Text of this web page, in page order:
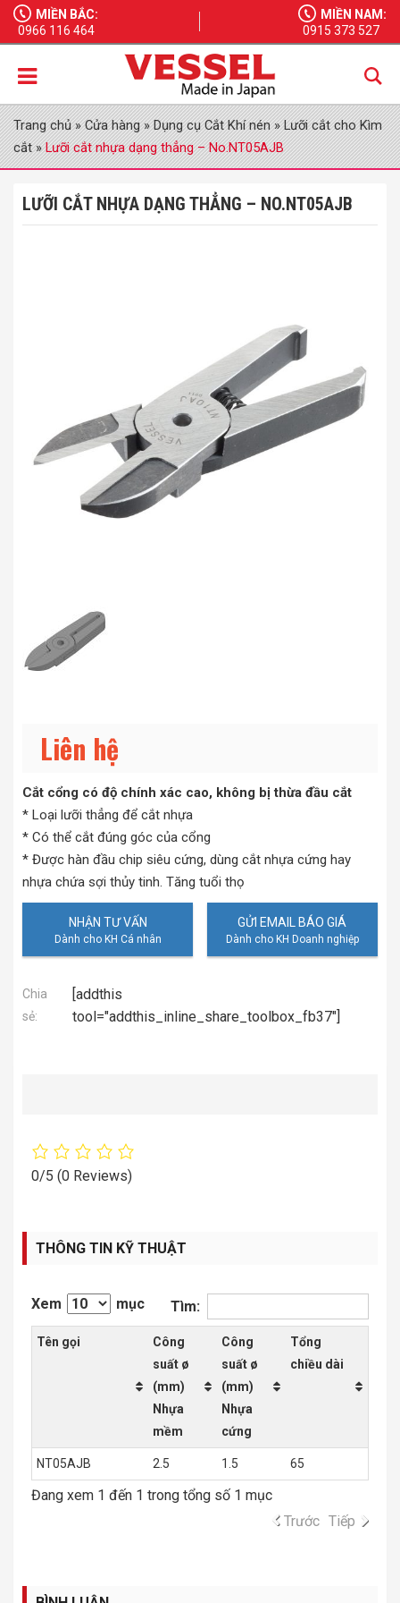
MIỀN BẮC:
0966 116 464
MIỀN NAM:
0915 373 527
Trang chủ»Cửa hàng»Dụng cụ Cắt Khí nén»Lưỡi cắt cho Kìm
cắt»Lưỡi cắt nhựa dạng thẳng – No.NT05AJB
LƯỠI CẮT NHỰA DẠNG THẲNG – NO.NT05AJB
Liên hệ
Cắt cổng có độ chính xác cao, không bị thừa đầu cắt
* Loại lưỡi thẳng để cắt nhựa
* Có thể cắt đúng góc của cổng
* Được hàn đầu chip siêu cứng, dùng cắt nhựa cứng hay
nhựa chứa sợi thủy tinh. Tăng tuổi thọ
NHẬN TƯ VẤN GỬI EMAIL BÁO GIÁ
Chia
sẻ:
[addthis
tool="addthis_inline_share_toolbox_fb37"]
0/5 (0 Reviews)
THÔNG TIN KỸ THUẬT
Xem mục Tìm:
Tên gọi
Công
suất ø
(mm)
Nhựa
mềm
Công
suất ø
(mm)
Nhựa
cứng
Tổng
chiều dài
NT05AJB 2.5 1.5 65
Đang xem 1 đến 1 trong tổng số 1 mục
Trước Tiếp